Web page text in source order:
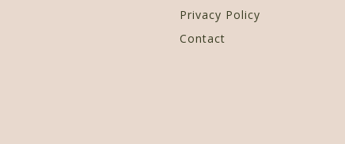
Privacy Policy
Contact